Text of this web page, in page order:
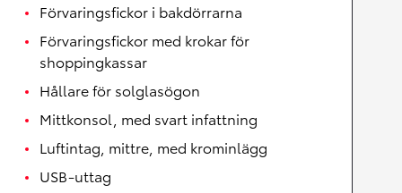
Förvaringsfickor i bakdörrarna
Förvaringsfickor med krokar för
shoppingkassar
Hållare för solglasögon
Mittkonsol, med svart infattning
Luftintag, mittre, med krominlägg
USB-uttag